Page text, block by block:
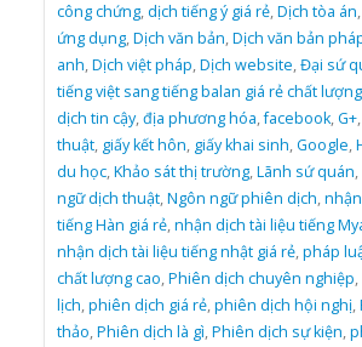
công chứng,dịch tiếng ý giá rẻ,Dịch tòa án,
ứng dụng,Dịch văn bản,Dịch văn bản
anh,Dịch việt pháp,Dịch website,Đại sứ
tiếng việt sang tiếng balan giá rẻ chất
dịch tin cậy,địa phương hóa,facebook,G+,
thuật, giấy kết hôn, giấy khai sinh,Google,
du học,Khảo sát thị trường,Lãnh sứ quán,
ngữ dịch thuật,Ngôn ngữ phiên dịch,
tiếng Hàn giá rẻ,nhận dịch tài liệu tiếng
nhận dịch tài liệu tiếng nhật giá rẻ,pháp
chất lượng cao,Phiên dịch chuyên nghiệp,
lịch,phiên dịch giá rẻ,phiên dịch hội nghị,
thảo,Phiên dịch là gì,Phiên dịch sự kiện,